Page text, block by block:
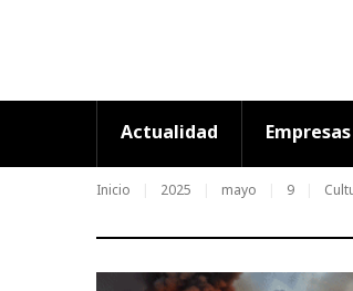
Actualidad Empresas
Inicio 2025 mayo 9